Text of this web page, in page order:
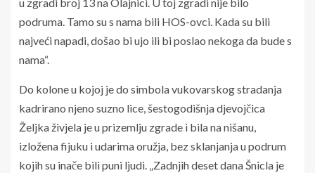
u zgradi broj 13 na Olajnici. U toj zgradi nije bilo
podruma. Tamo su s nama bili HOS-ovci. Kada su bili
najveći napadi, došao bi ujo ili bi poslao nekoga da bude s
nama“.
Do kolone u kojoj je do simbola vukovarskog stradanja
kadrirano njeno suzno lice, šestogodišnja djevojčica
Željka živjela je u prizemlju zgrade i bila na nišanu,
izložena fijuku i udarima oružja, bez sklanjanja u podrum
kojih su inače bili puni ljudi. „Zadnjih deset dana Šnicla je